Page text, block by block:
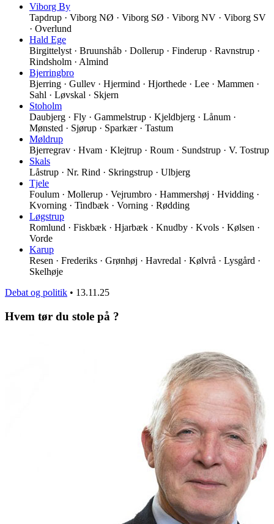
Viborg By
Tapdrup · Viborg NØ · Viborg SØ · Viborg NV · Viborg SV
· Overlund
Hald Ege
Birgittelyst · Bruunshåb · Dollerup · Finderup · Ravnstrup ·
Rindsholm · Almind
Bjerringbro
Bjerring · Gullev · Hjermind · Hjorthede · Lee · Mammen ·
Sahl · Løvskal · Skjern
Stoholm
Daubjerg · Fly · Gammelstrup · Kjeldbjerg · Lånum ·
Mønsted · Sjørup · Sparkær · Tastum
Møldrup
Bjerregrav · Hvam · Klejtrup · Roum · Sundstrup · V. Tostrup
Skals
Låstrup · Nr. Rind · Skringstrup · Ulbjerg
Tjele
Foulum · Mollerup · Vejrumbro · Hammershøj · Hvidding ·
Kvorning · Tindbæk · Vorning · Rødding
Løgstrup
Romlund · Fiskbæk · Hjarbæk · Knudby · Kvols · Kølsen ·
Vorde
Karup
Resen · Frederiks · Grønhøj · Havredal · Kølvrå · Lysgård ·
Skelhøje
Debat og politik • 13.11.25
Hvem tør du stole på ?